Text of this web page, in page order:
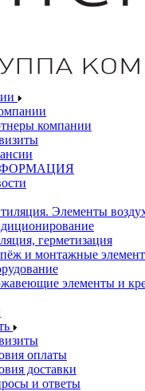
компании
Элементы
герметизация
и монтажные
элементы и
оплаты
доставки
и ответы